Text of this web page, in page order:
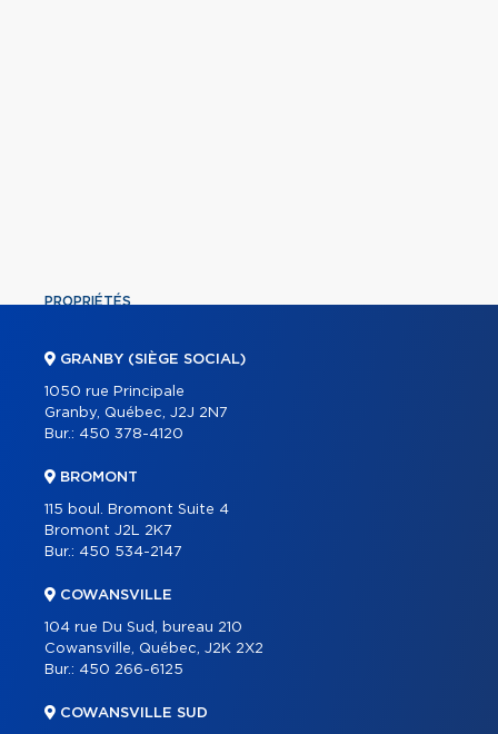
PROPRIÉTÉS
À PROPOS
PARTENAIRES
BLOGUE
CONTACT
GRANBY (SIÈGE SOCIAL)
1050 rue Principale
Granby, Québec, J2J 2N7
Bur.: 450 378-4120
BROMONT
115 boul. Bromont Suite 4
Bromont J2L 2K7
Bur.: 450 534-2147
COWANSVILLE
104 rue Du Sud, bureau 210
Cowansville, Québec, J2K 2X2
Bur.: 450 266-6125
COWANSVILLE SUD